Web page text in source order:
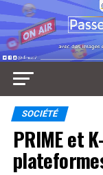
SOCIÉTÉ
PRIME et